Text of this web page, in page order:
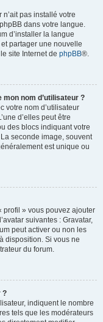
pas installé votre
dans votre langue.
d’installer la langue
partager une nouvelle
site Internet de phpBB®.
nom d’utilisateur ?
votre nom d’utilisateur
d’elles peut être
des blocs indiquant votre
seconde image, souvent
est unique ou
profil » vous pouvez ajouter
suivantes : Gravatar,
peut activer ou non les
disposition. Si vous ne
du forum.
?
indiquent le nombre
tels que les modérateurs